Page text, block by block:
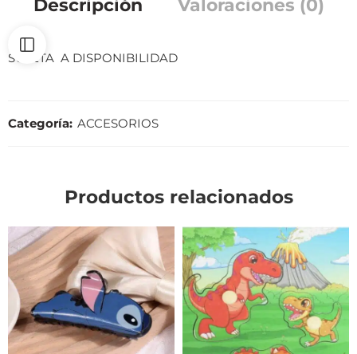
Descripción Valoraciones (0)
SUJETA A DISPONIBILIDAD
Categoría: ACCESORIOS
Productos relacionados